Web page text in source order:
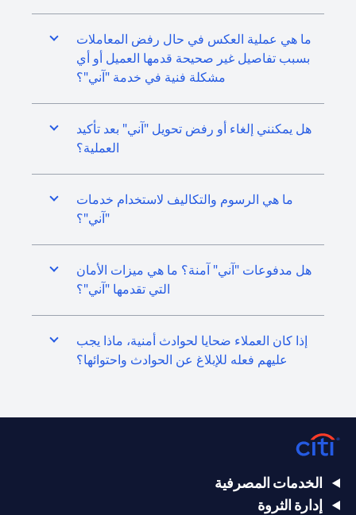
ما هي عملية العكس في حال رفض المعاملات
بسبب تفاصيل غير صحيحة قدمها العميل أو أي
مشكلة فنية في خدمة "آني"؟
هل يمكنني إلغاء أو رفض تحويل "آني" بعد تأكيد
العملية؟
ما هي الرسوم والتكاليف لاستخدام خدمات
"آني"؟
هل مدفوعات "آني" آمنة؟ ما هي ميزات الأمان
التي تقدمها "آني"؟
إذا كان العملاء ضحايا لحوادث أمنية، ماذا يجب
عليهم فعله للإبلاغ عن الحوادث واحتوائها؟
الخدمات المصرفية
إدارة الثروة